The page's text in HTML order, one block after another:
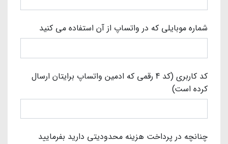
شماره موبایلی که در واتساپ از آن استفاده می کنید
کد کاربری (کد 4 رقمی که ادمین واتساپ برایتان ارسال
کرده است)
چنانچه در پرداخت هزینه محدودیتی دارید بفرمایید